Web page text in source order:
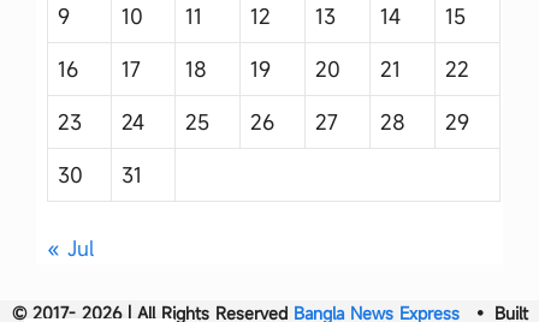
9
10 11 12 13 14
15
16
17 18 19 20 21
22
23
24 25 26 27 28
29
30
31
« Jul
© 2017- 2026 | All Rights Reserved Bangla News Express• Built